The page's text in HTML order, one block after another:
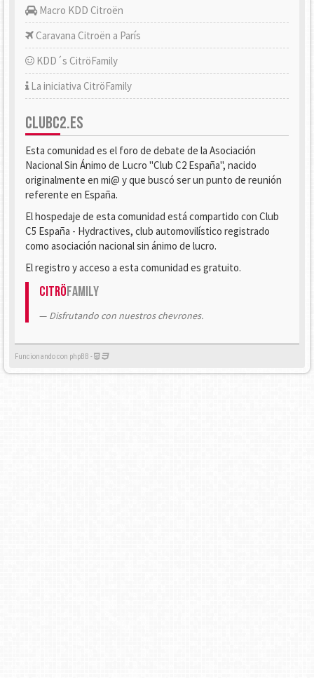
Macro KDD Citroën
Caravana Citroën a París
KDD´s CitröFamily
La iniciativa CitröFamily
CLUBC2.ES
Esta comunidad es el foro de debate de la Asociación
Nacional Sin Ánimo de Lucro "Club C2 España", nacido
originalmente en mi@ y que buscó ser un punto de reunión
referente en España.
El hospedaje de esta comunidad está compartido con Club
C5 España - Hydractives, club automovilístico registrado
como asociación nacional sin ánimo de lucro.
El registro y acceso a esta comunidad es gratuito.
CitröFamily
Disfrutando con nuestros chevrones.
Funcionando con phpBB -